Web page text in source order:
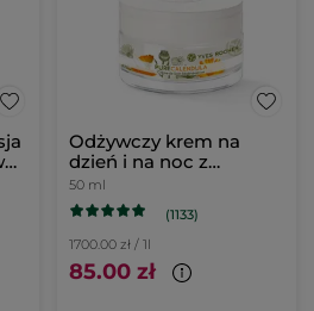
Odżywczy krem na
dzień i na noc z
nagietkiem
50 ml
(1133)
1700.00 zł / 1l
85.00 zł